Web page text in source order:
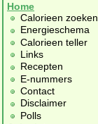
Home
Calorieen zoeken
Energieschema
Calorieen teller
Links
Recepten
E-nummers
Contact
Disclaimer
Polls